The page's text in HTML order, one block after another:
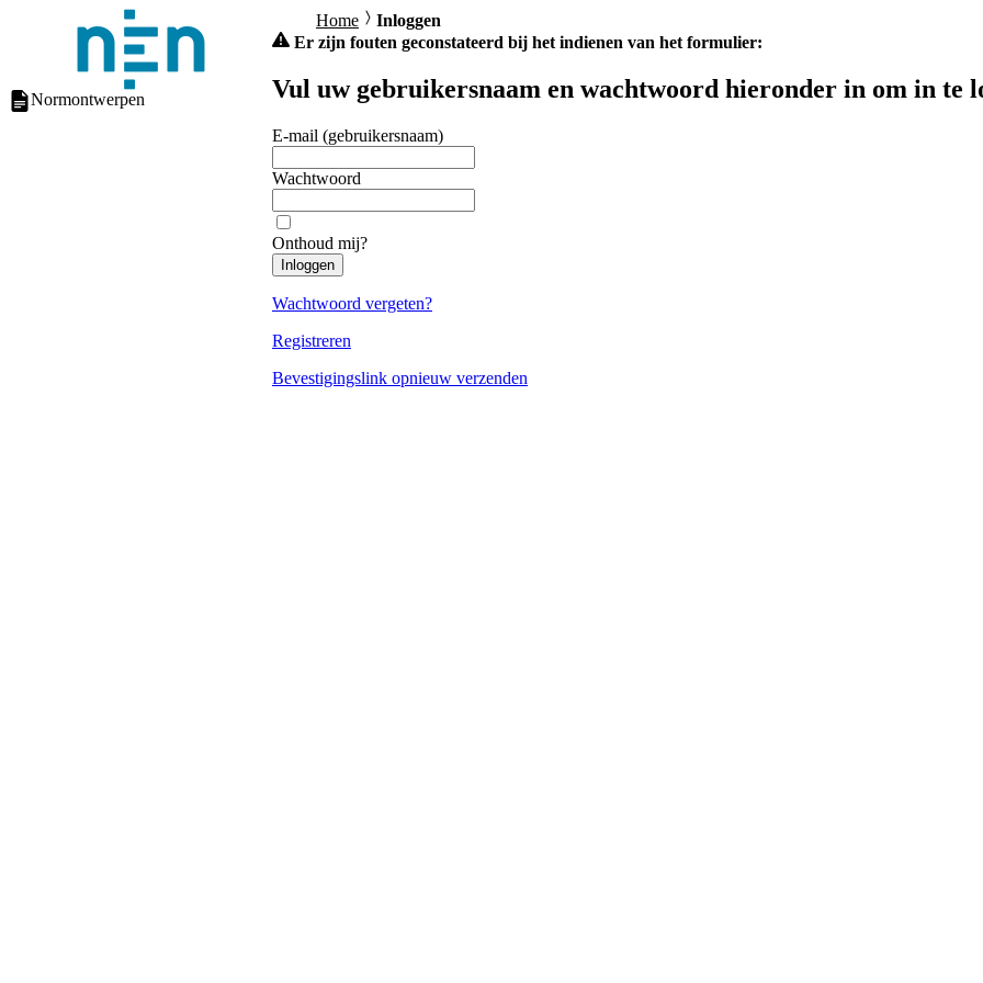
Normontwerpen
Home
Inloggen
Er zijn fouten geconstateerd bij het indienen van het formulier:
Vul uw gebruikersnaam en wachtwoord hieronder in om in te
E-mail (gebruikersnaam)
Wachtwoord
Onthoud mij?
Inloggen
Wachtwoord vergeten?
Registreren
Bevestigingslink opnieuw verzenden